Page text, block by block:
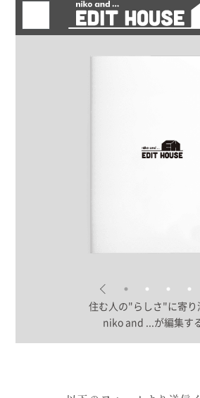
住む人の"らしさ"に寄り
niko and ...が編集す